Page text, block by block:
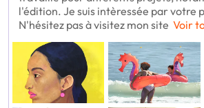
l'édition. Je suis intèressée par votre
N'hésitez pas à visitez mon site Voir